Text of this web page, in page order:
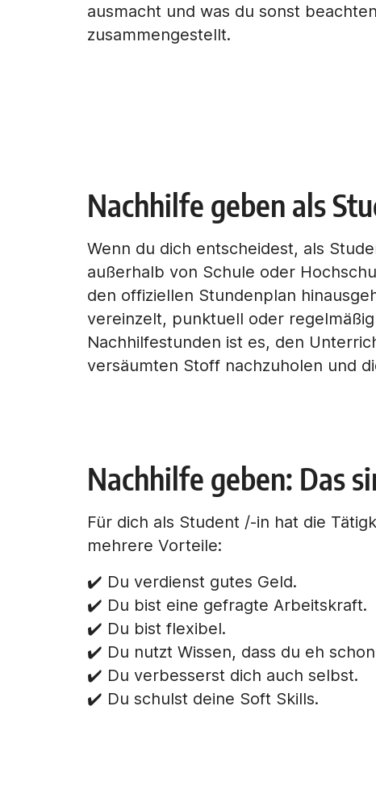
ausmacht und was du sonst
zusammengestellt.
Nachhilfe geben als
Wenn du dich entscheidest, als
außerhalb von Schule oder
den offiziellen Stundenplan
vereinzelt, punktuell oder
Nachhilfestunden ist es, den
versäumten Stoff nachzuholen und
Nachhilfe geben: Das
Für dich als Student /-in hat die
mehrere Vorteile:
✔️ Du verdienst gutes Geld.
✔️ Du bist eine gefragte Arbeitskraft.
✔️ Du bist flexibel.
✔️ Du nutzt Wissen, dass du eh
✔️ Du verbesserst dich auch selbst.
✔️ Du schulst deine Soft Skills.